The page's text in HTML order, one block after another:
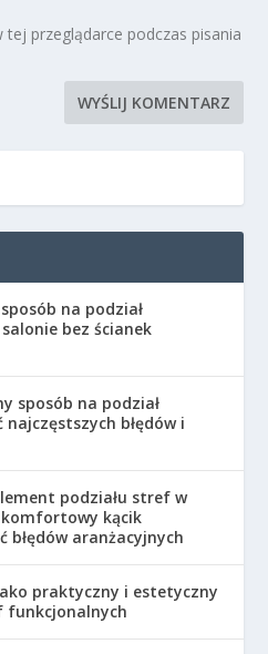
przeglądarce podczas pisania
na podział
bez ścianek
sposób na podział
błędów i
podziału stref w
kącik
błędów aranżacyjnych
praktyczny i estetyczny
funkcjonalnych